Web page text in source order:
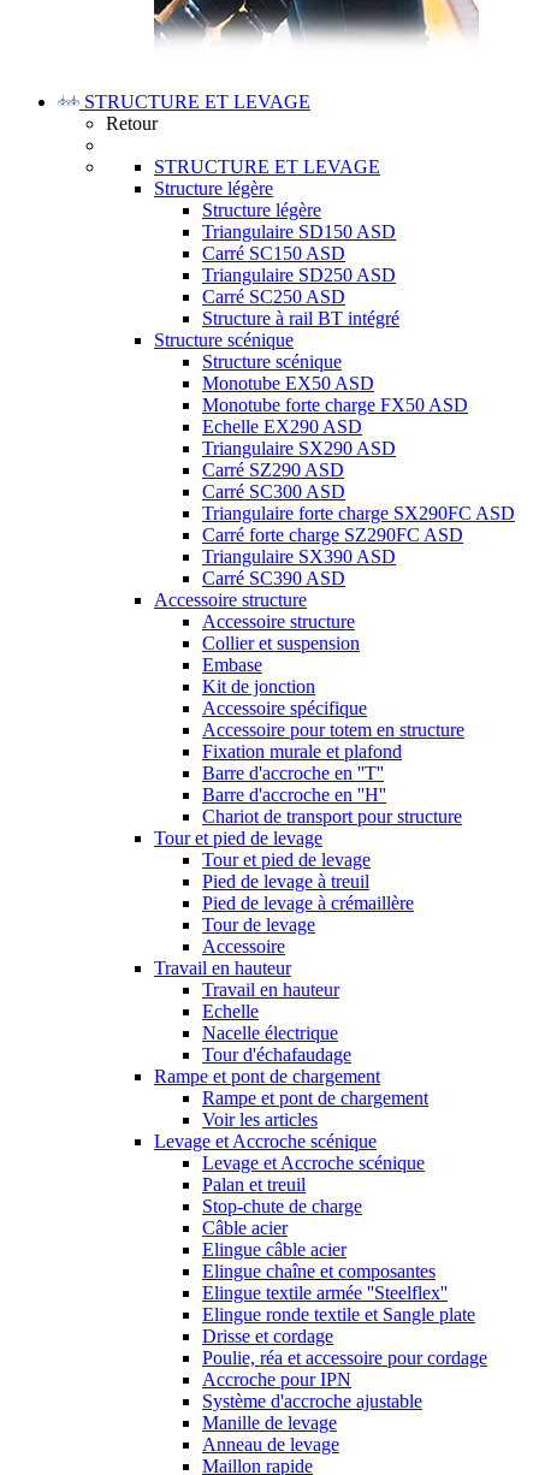
STRUCTURE ET LEVAGE
Retour
STRUCTURE ET LEVAGE
Structure légère
Structure légère
Triangulaire SD150 ASD
Carré SC150 ASD
Triangulaire SD250 ASD
Carré SC250 ASD
Structure à rail BT intégré
Structure scénique
Structure scénique
Monotube EX50 ASD
Monotube forte charge FX50 ASD
Echelle EX290 ASD
Triangulaire SX290 ASD
Carré SZ290 ASD
Carré SC300 ASD
Triangulaire forte charge SX290FC ASD
Carré forte charge SZ290FC ASD
Triangulaire SX390 ASD
Carré SC390 ASD
Accessoire structure
Accessoire structure
Collier et suspension
Embase
Kit de jonction
Accessoire spécifique
Accessoire pour totem en structure
Fixation murale et plafond
Barre d'accroche en ''T''
Barre d'accroche en ''H''
Chariot de transport pour structure
Tour et pied de levage
Tour et pied de levage
Pied de levage à treuil
Pied de levage à crémaillère
Tour de levage
Accessoire
Travail en hauteur
Travail en hauteur
Echelle
Nacelle électrique
Tour d'échafaudage
Rampe et pont de chargement
Rampe et pont de chargement
Voir les articles
Levage et Accroche scénique
Levage et Accroche scénique
Palan et treuil
Stop-chute de charge
Câble acier
Elingue câble acier
Elingue chaîne et composantes
Elingue textile armée ''Steelflex''
Elingue ronde textile et Sangle plate
Drisse et cordage
Poulie, réa et accessoire pour cordage
Accroche pour IPN
Système d'accroche ajustable
Manille de levage
Anneau de levage
Maillon rapide